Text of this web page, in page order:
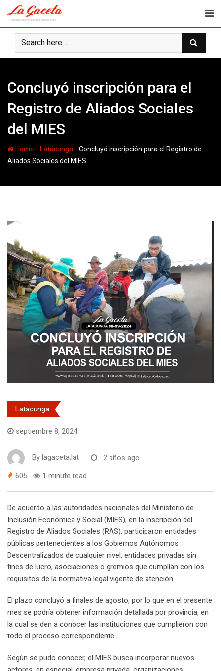
content
Concluyó inscripción para el
Registro de Aliados Sociales
del MIES
Home - Latacunga -Concluyó inscripción para el Registro de
Aliados Sociales del MIES
Latacunga
septiembre 8, 2024
By lagaceta.lat 2 años ago
605 1 minute read
De acuerdo a las autoridades nacionales del Ministerio de
Inclusión Económica y Social (MIES), en la inscripción del
Registro de Aliados Sociales (RAS), participaron entidades
públicas pertenecientes a los Gobiernos Autónomos
Descentralizados de cualquier nivel, entidades privadas sin
fines de lucro, asociaciones o gremios que cumplían con los
requisitos de la normativa legal vigente de atención.
El plazo concluyó a finales de agosto, por lo que en el presente
mes se podría obtener información detallada por provincia, en
la cual se den a conocer las instituciones que cumplieron con
todo el proceso correspondiente.
Según se pudo conocer, el MIES busca incorporar nuevos